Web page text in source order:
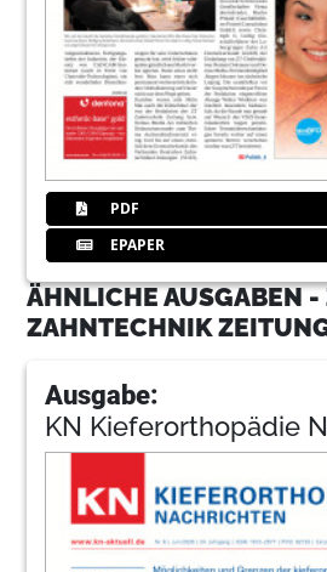
PDF
EPAPER
ÄHNLICHE AUSGABEN -
ZAHNTECHNIK
Ausgabe:
KN Kieferorthopädie